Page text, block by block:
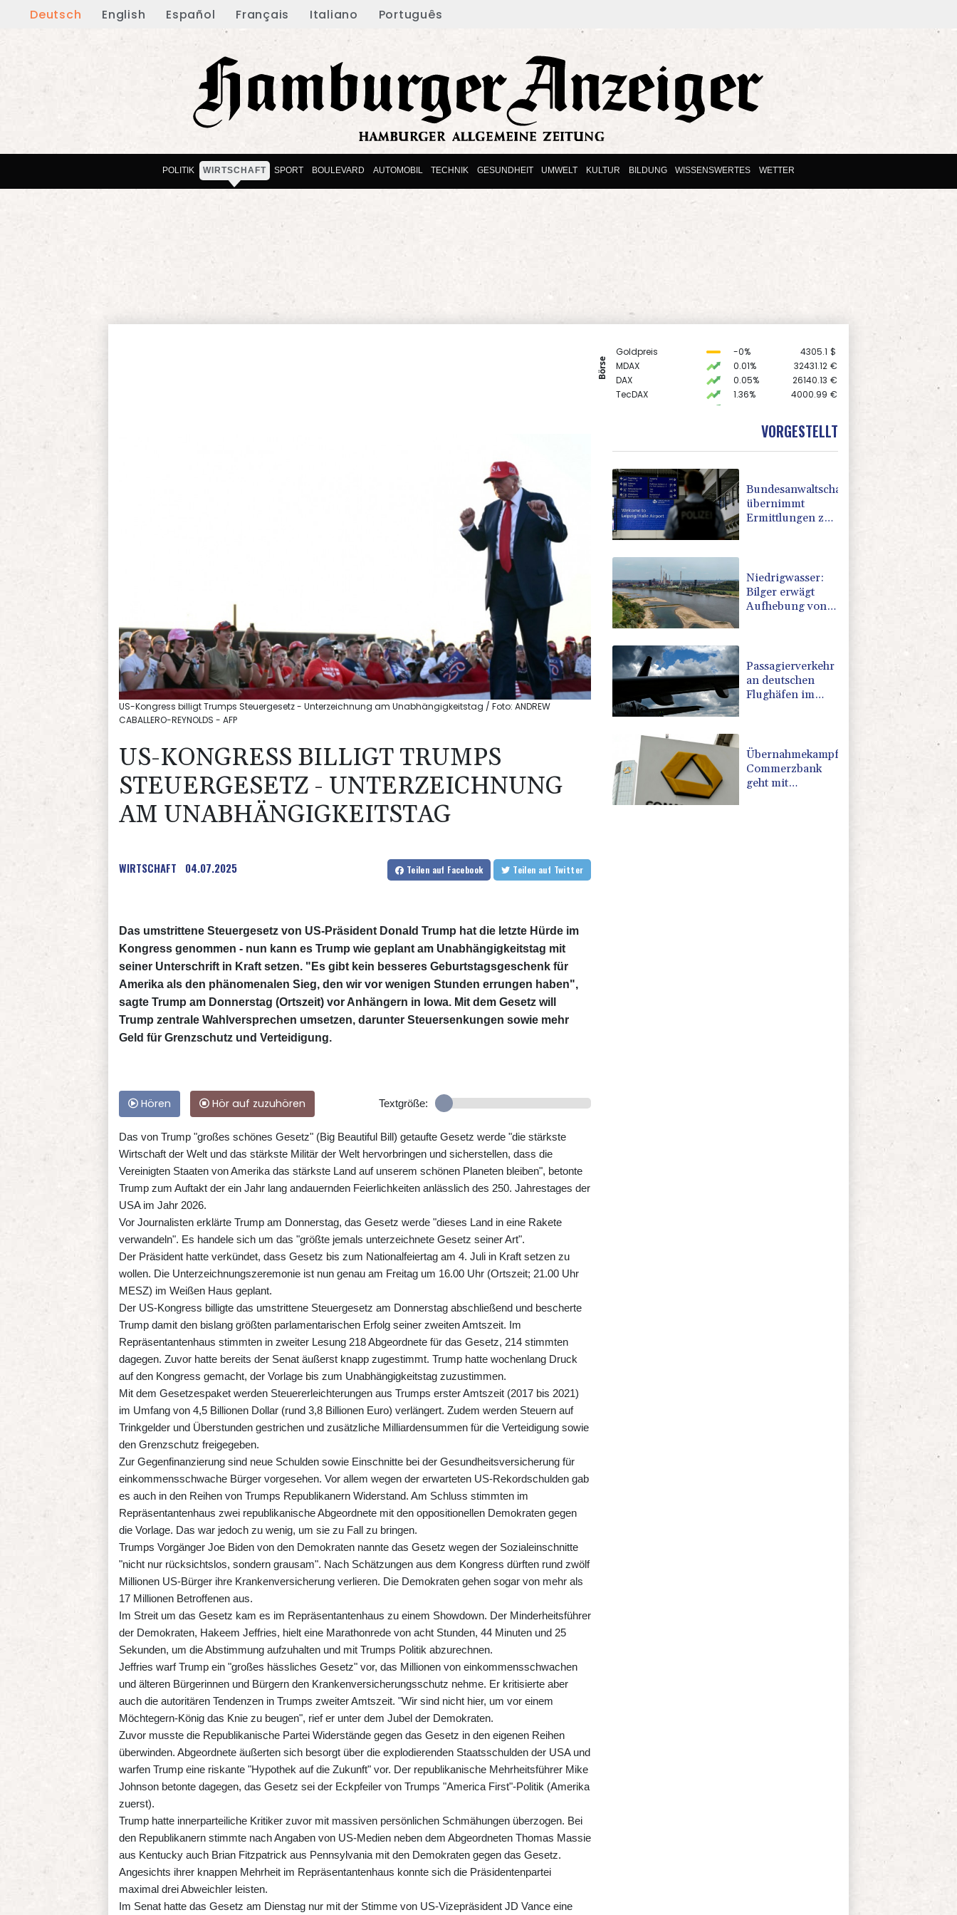
Deutsch English Español Français Italiano Português
POLITIK WIRTSCHAFT SPORT BOULEVARD AUTOMOBIL TECHNIK GESUNDHEIT UMWELT KULTUR BILDUNG WISSENSWERTES WETTER
Börse
Goldpreis -0% 4305.1 $
MDAX
0.01% 32431.12 €
DAX
0.05% 26140.13 €
TecDAX
1.36% 4000.99 €
6502.56 €
-0.25% 1.1526 $
US-Kongress billigt Trumps Steuergesetz - Unterzeichnung am Unabhängigkeitstag / Foto: ANDREW
CABALLERO-REYNOLDS - AFP
US-KONGRESS BILLIGT TRUMPS
STEUERGESETZ - UNTERZEICHNUNG
AM UNABHÄNGIGKEITSTAG
WIRTSCHAFT 04.07.2025 Teilen auf Facebook Teilen auf Twitter
Das umstrittene Steuergesetz von US-Präsident Donald Trump hat die letzte Hürde im
Kongress genommen - nun kann es Trump wie geplant am Unabhängigkeitstag mit
seiner Unterschrift in Kraft setzen. "Es gibt kein besseres Geburtstagsgeschenk für
Amerika als den phänomenalen Sieg, den wir vor wenigen Stunden errungen haben",
sagte Trump am Donnerstag (Ortszeit) vor Anhängern in Iowa. Mit dem Gesetz will
Trump zentrale Wahlversprechen umsetzen, darunter Steuersenkungen sowie mehr
Geld für Grenzschutz und Verteidigung.
Hören Hör auf zuzuhören Textgröße:
Das von Trump "großes schönes Gesetz" (Big Beautiful Bill) getaufte Gesetz werde "die stärkste
Wirtschaft der Welt und das stärkste Militär der Welt hervorbringen und sicherstellen, dass die
Vereinigten Staaten von Amerika das stärkste Land auf unserem schönen Planeten bleiben", betonte
Trump zum Auftakt der ein Jahr lang andauernden Feierlichkeiten anlässlich des 250. Jahrestages der
USA im Jahr 2026.
Vor Journalisten erklärte Trump am Donnerstag, das Gesetz werde "dieses Land in eine Rakete
verwandeln". Es handele sich um das "größte jemals unterzeichnete Gesetz seiner Art".
Der Präsident hatte verkündet, dass Gesetz bis zum Nationalfeiertag am 4. Juli in Kraft setzen zu
wollen. Die Unterzeichnungszeremonie ist nun genau am Freitag um 16.00 Uhr (Ortszeit; 21.00 Uhr
MESZ) im Weißen Haus geplant.
Der US-Kongress billigte das umstrittene Steuergesetz am Donnerstag abschließend und bescherte
Trump damit den bislang größten parlamentarischen Erfolg seiner zweiten Amtszeit. Im
Repräsentantenhaus stimmten in zweiter Lesung 218 Abgeordnete für das Gesetz, 214 stimmten
dagegen. Zuvor hatte bereits der Senat äußerst knapp zugestimmt. Trump hatte wochenlang Druck
auf den Kongress gemacht, der Vorlage bis zum Unabhängigkeitstag zuzustimmen.
Mit dem Gesetzespaket werden Steuererleichterungen aus Trumps erster Amtszeit (2017 bis 2021)
im Umfang von 4,5 Billionen Dollar (rund 3,8 Billionen Euro) verlängert. Zudem werden Steuern auf
Trinkgelder und Überstunden gestrichen und zusätzliche Milliardensummen für die Verteidigung sowie
den Grenzschutz freigegeben.
Zur Gegenfinanzierung sind neue Schulden sowie Einschnitte bei der Gesundheitsversicherung für
einkommensschwache Bürger vorgesehen. Vor allem wegen der erwarteten US-Rekordschulden gab
es auch in den Reihen von Trumps Republikanern Widerstand. Am Schluss stimmten im
Repräsentantenhaus zwei republikanische Abgeordnete mit den oppositionellen Demokraten gegen
die Vorlage. Das war jedoch zu wenig, um sie zu Fall zu bringen.
Trumps Vorgänger Joe Biden von den Demokraten nannte das Gesetz wegen der Sozialeinschnitte
"nicht nur rücksichtslos, sondern grausam". Nach Schätzungen aus dem Kongress dürften rund zwölf
Millionen US-Bürger ihre Krankenversicherung verlieren. Die Demokraten gehen sogar von mehr als
17 Millionen Betroffenen aus.
Im Streit um das Gesetz kam es im Repräsentantenhaus zu einem Showdown. Der Minderheitsführer
der Demokraten, Hakeem Jeffries, hielt eine Marathonrede von acht Stunden, 44 Minuten und 25
Sekunden, um die Abstimmung aufzuhalten und mit Trumps Politik abzurechnen.
Jeffries warf Trump ein "großes hässliches Gesetz" vor, das Millionen von einkommensschwachen
und älteren Bürgerinnen und Bürgern den Krankenversicherungsschutz nehme. Er kritisierte aber
auch die autoritären Tendenzen in Trumps zweiter Amtszeit. "Wir sind nicht hier, um vor einem
Möchtegern-König das Knie zu beugen", rief er unter dem Jubel der Demokraten.
Zuvor musste die Republikanische Partei Widerstände gegen das Gesetz in den eigenen Reihen
überwinden. Abgeordnete äußerten sich besorgt über die explodierenden Staatsschulden der USA und
warfen Trump eine riskante "Hypothek auf die Zukunft" vor. Der republikanische Mehrheitsführer Mike
Johnson betonte dagegen, das Gesetz sei der Eckpfeiler von Trumps "America First"-Politik (Amerika
zuerst).
Trump hatte innerparteiliche Kritiker zuvor mit massiven persönlichen Schmähungen überzogen. Bei
den Republikanern stimmte nach Angaben von US-Medien neben dem Abgeordneten Thomas Massie
aus Kentucky auch Brian Fitzpatrick aus Pennsylvania mit den Demokraten gegen das Gesetz.
Angesichts ihrer knappen Mehrheit im Repräsentantenhaus konnte sich die Präsidentenpartei
maximal drei Abweichler leisten.
Im Senat hatte das Gesetz am Dienstag nur mit der Stimme von US-Vizepräsident JD Vance eine
VORGESTELLT
Bundesanwaltschaft
übernimmt
Ermittlungen zu
Niedrigwasser:
Bilger erwägt
Aufhebung von
Passagierverkehr
an deutschen
Flughäfen im
Übernahmekampf:
Commerzbank
geht mit